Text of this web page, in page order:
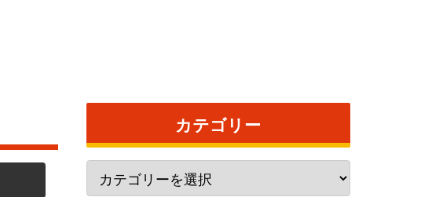
カテゴリー